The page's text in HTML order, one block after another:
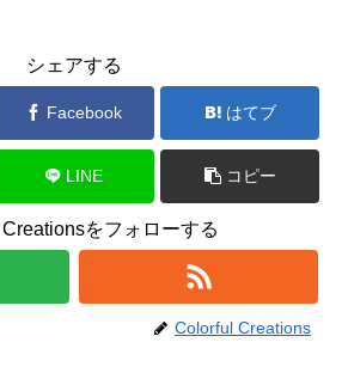
シェアする
Facebook はてブ
LINE コピー
をフォローする
Colorful Creations